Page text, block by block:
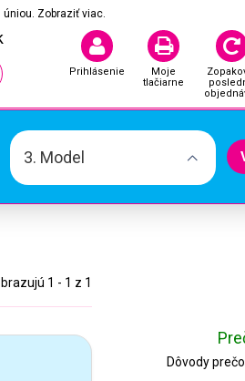
úniou. Zobraziť viac.
Prihlásenie
Moje
tlačiarne
3. Model
1 - 1 z 1
Dôvody